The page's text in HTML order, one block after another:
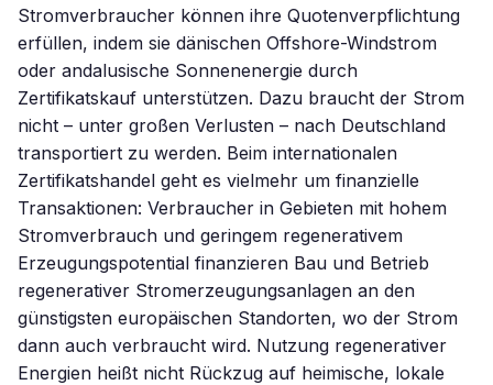
Stromverbraucher können ihre Quotenverpflichtung
erfüllen, indem sie dänischen Offshore-Windstrom
oder andalusische Sonnenenergie durch
Zertifikatskauf unterstützen. Dazu braucht der Strom
nicht – unter großen Verlusten – nach Deutschland
transportiert zu werden. Beim internationalen
Zertifikatshandel geht es vielmehr um finanzielle
Transaktionen: Verbraucher in Gebieten mit hohem
Stromverbrauch und geringem regenerativem
Erzeugungspotential finanzieren Bau und Betrieb
regenerativer Stromerzeugungsanlagen an den
günstigsten europäischen Standorten, wo der Strom
dann auch verbraucht wird. Nutzung regenerativer
Energien heißt nicht Rückzug auf heimische, lokale